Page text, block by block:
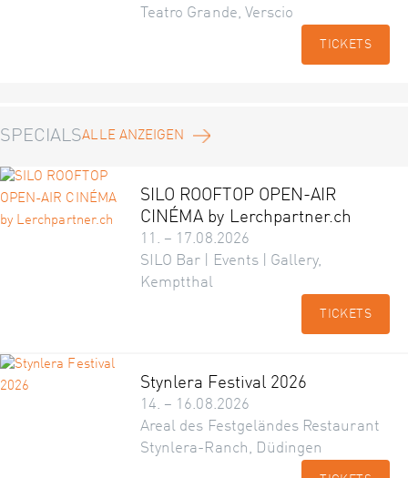
Teatro Grande, Verscio
TICKETS
SPECIALSALLE ANZEIGEN
SILO ROOFTOP OPEN-AIR
CINÉMA by Lerchpartner.ch
11. – 17.08.2026
SILO Bar | Events | Gallery,
Kemptthal
TICKETS
Stynlera Festival 2026
14. – 16.08.2026
Areal des Festgeländes Restaurant
Stynlera-Ranch, Düdingen